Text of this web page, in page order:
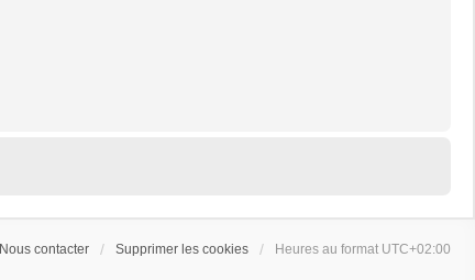
Nous contacter Supprimer les cookies Heures au format UTC+02:00